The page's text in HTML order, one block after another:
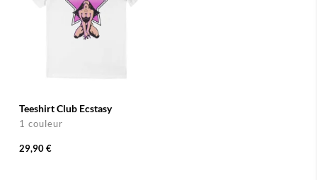
Teeshirt Club Ecstasy
1 couleur
29,90 €